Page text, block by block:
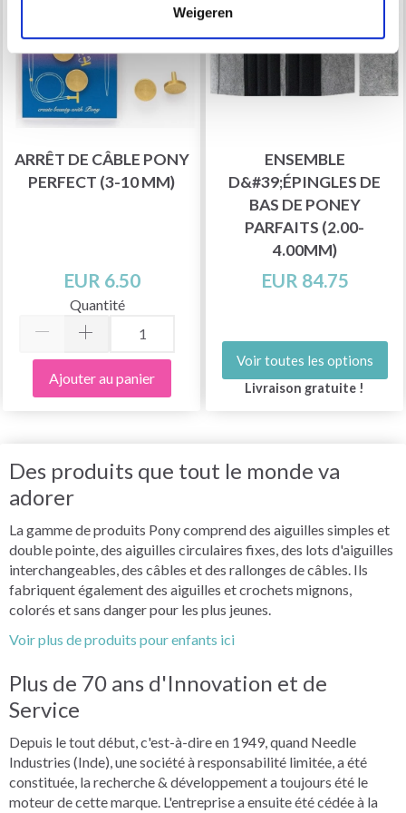
Weigeren
ARRÊT DE CÂBLE PONY
PERFECT (3-10 MM)
EUR 6.50
Quantité
Ajouter au panier
ENSEMBLE
D&#39;ÉPINGLES DE
BAS DE PONEY
PARFAITS (2.00-
4.00MM)
EUR 84.75
Voir toutes les options
Livraison gratuite !
Des produits que tout le monde va
adorer
La gamme de produits Pony comprend des aiguilles simples et
double pointe, des aiguilles circulaires fixes, des lots d'aiguilles
interchangeables, des câbles et des rallonges de câbles. Ils
fabriquent également des aiguilles et crochets mignons,
colorés et sans danger pour les plus jeunes.
Voir plus de produits pour enfants ici
Plus de 70 ans d'Innovation et de
Service
Depuis le tout début, c'est-à-dire en 1949, quand Needle
Industries (Inde), une société à responsabilité limitée, a été
constituée, la recherche & développement a toujours été le
moteur de cette marque. L'entreprise a ensuite été cédée à la